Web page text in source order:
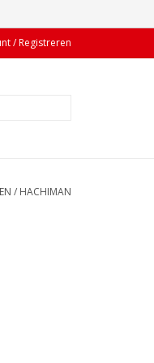
/ Registreren
/ HACHIMAN